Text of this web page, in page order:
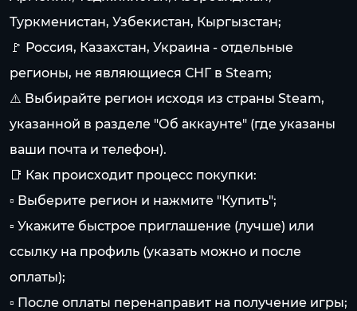
Туркменистан, Узбекистан, Кыргызстан;
🚩 Россия, Казахстан, Украина - отдельные
регионы, не являющиеся СНГ в Steam;
⚠️ Выбирайте регион исходя из страны Steam,
указанной в разделе "Об аккаунте" (где указаны
ваши почта и телефон).
📑 Как происходит процесс покупки:
▫ Выберите регион и нажмите "Купить";
▫ Укажите быстрое приглашение (лучше) или
ссылку на профиль (указать можно и после
оплаты);
▫ После оплаты перенаправит на получение игры;